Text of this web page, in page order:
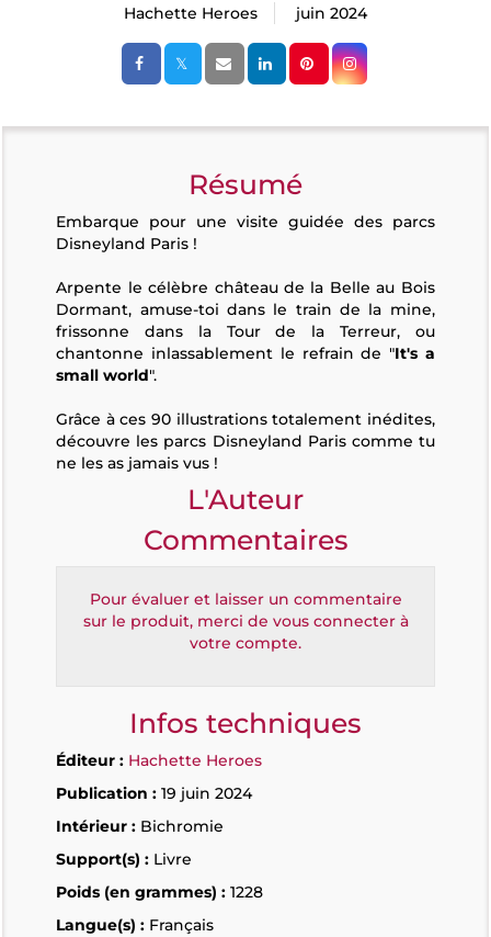
Hachette Heroes
juin 2024
Résumé
Embarque pour une visite guidée des parcs
Disneyland Paris !
Arpente le célèbre château de la Belle au Bois
Dormant, amuse-toi dans le train de la mine,
frissonne dans la Tour de la Terreur, ou
chantonne inlassablement le refrain de "It's a
small world".
Grâce à ces 90 illustrations totalement inédites,
découvre les parcs Disneyland Paris comme tu
ne les as jamais vus !
L'Auteur
Commentaires
Pour évaluer et laisser un commentaire
sur le produit, merci de vous connecter à
votre compte.
Infos techniques
Éditeur : Hachette Heroes
Publication : 19 juin 2024
Intérieur : Bichromie
Support(s) : Livre
Poids (en grammes) : 1228
Langue(s) : Français